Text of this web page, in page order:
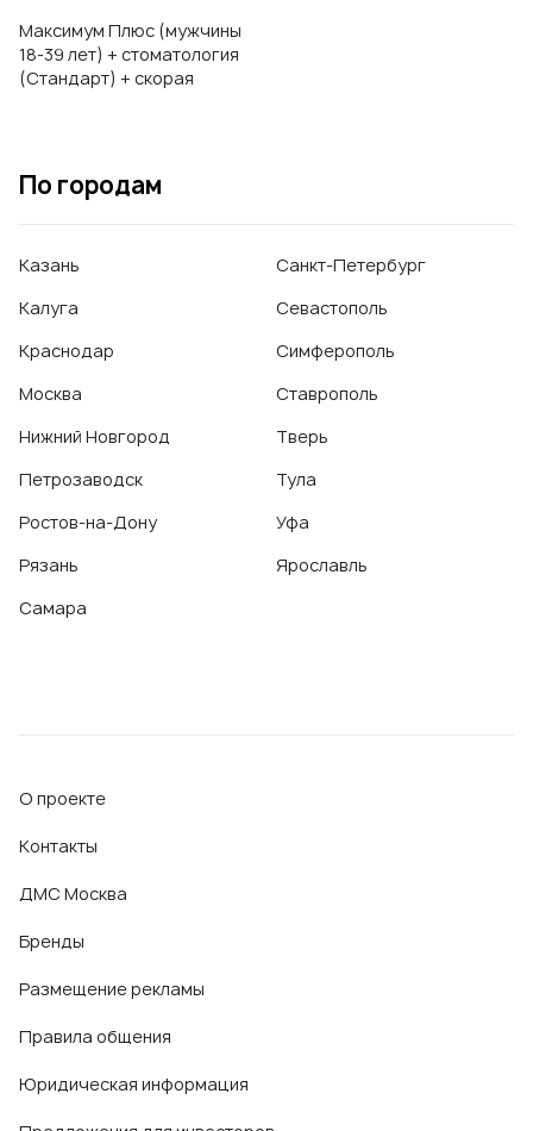
Максимум Плюс (мужчины
18-39 лет) + стоматология
(Стандарт) + скорая
По городам
Казань
Калуга
Краснодар
Москва
Нижний Новгород
Петрозаводск
Ростов-на-Дону
Рязань
Самара
Санкт-Петербург
Севастополь
Симферополь
Ставрополь
Тверь
Тула
Уфа
Ярославль
О проекте
Контакты
ДМС Москва
Бренды
Размещение рекламы
Правила общения
Юридическая информация